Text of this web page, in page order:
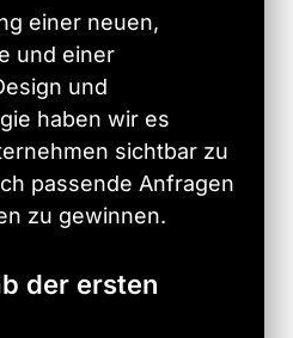
einer
und
haben wir
sichtbar
passende
zu gewinnen.
der ersten